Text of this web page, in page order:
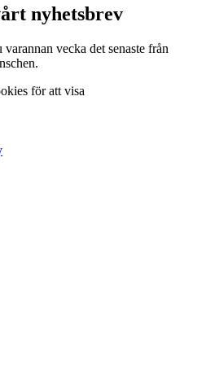
nyhetsbrev
vecka det senaste från
för att visa